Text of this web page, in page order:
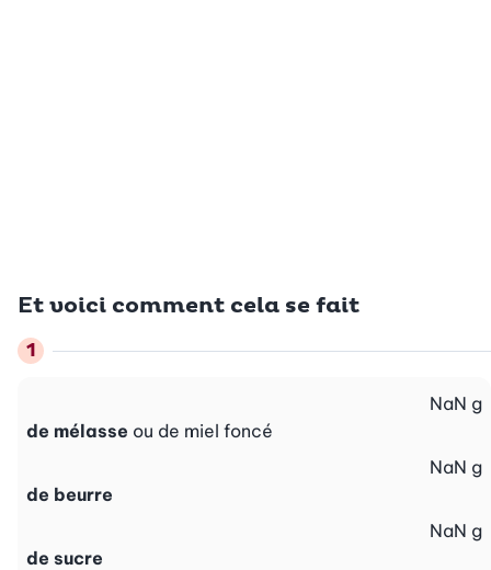
Et voici comment cela se fait
de mélasse ou de miel foncé
NaN g
de beurre
NaN g
de sucre
NaN g